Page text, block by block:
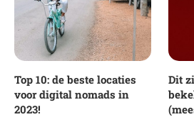
Top 10: de beste locaties
voor digital nomads in
2023!
Dit